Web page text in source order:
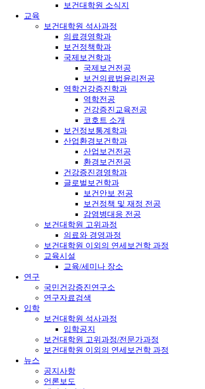
보건대학원 소식지
교육
보건대학원 석사과정
의료경영학과
보건정책학과
국제보건학과
국제보건전공
보건의료법윤리전공
역학건강증진학과
역학전공
건강증진교육전공
코호트 소개
보건정보통계학과
산업환경보건학과
산업보건전공
환경보건전공
건강증진경영학과
글로벌보건학과
보건안보 전공
보건정책 및 재정 전공
감염병대응 전공
보건대학원 고위과정
의료와 경영과정
보건대학원 이외의 연세보건학 과정
교육시설
교육/세미나 장소
연구
국민건강증진연구소
연구자료검색
입학
보건대학원 석사과정
입학공지
보건대학원 고위과정/전문가과정
보건대학원 이외의 연세보건학 과정
뉴스
공지사항
언론보도